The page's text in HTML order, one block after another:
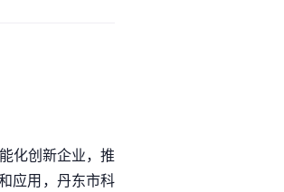
化创新企业，推
应用，丹东市科